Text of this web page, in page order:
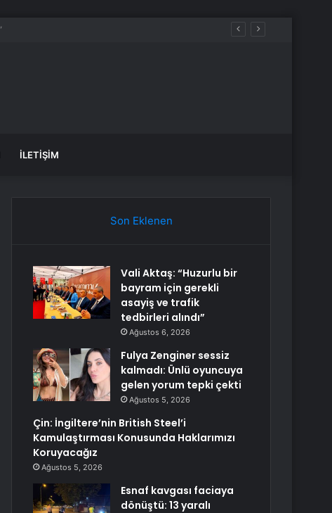
İLETIŞIM
Son Eklenen
Vali Aktaş: “Huzurlu bir
bayram için gerekli
asayiş ve trafik
tedbirleri alındı”
Ağustos 6, 2026
Fulya Zenginer sessiz
kalmadı: Ünlü oyuncuya
gelen yorum tepki çekti
Ağustos 5, 2026
Çin: İngiltere’nin British Steel’i
Kamulaştırması Konusunda Haklarımızı
Koruyacağız
Ağustos 5, 2026
Esnaf kavgası faciaya
dönüştü: 13 yaralı